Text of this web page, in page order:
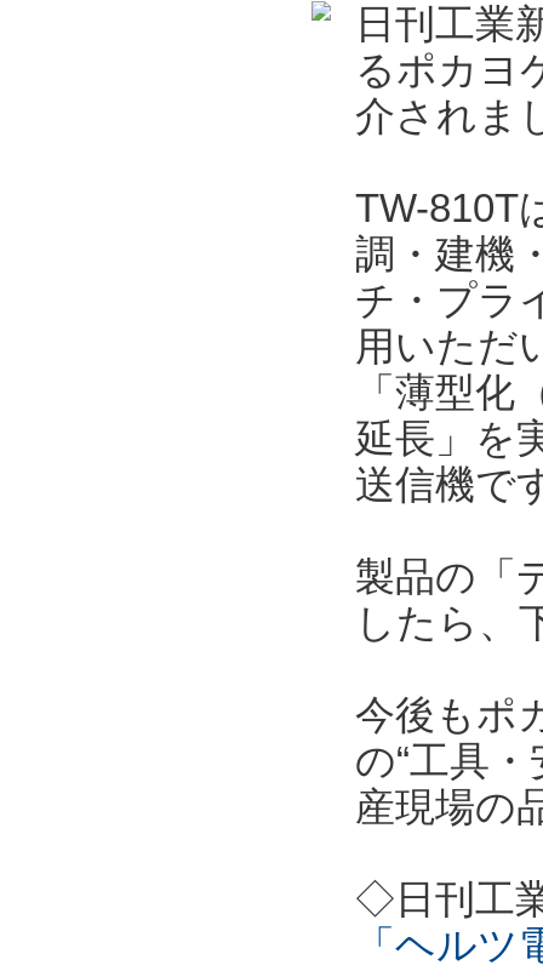
日刊工業
るポカヨ
介されま
TW-810T
調・建機
チ・プラ
用いただ
「薄型
延長」を
送信機で
製品の「
したら、
今後もポ
の“工具
産現場の
◇日刊工
「ヘル